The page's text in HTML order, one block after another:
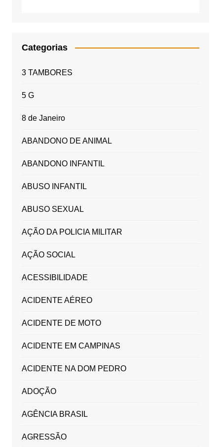
Categorias
3 TAMBORES
5 G
8 de Janeiro
ABANDONO DE ANIMAL
ABANDONO INFANTIL
ABUSO INFANTIL
ABUSO SEXUAL
AÇÃO DA POLICIA MILITAR
AÇÃO SOCIAL
ACESSIBILIDADE
ACIDENTE AÉREO
ACIDENTE DE MOTO
ACIDENTE EM CAMPINAS
ACIDENTE NA DOM PEDRO
ADOÇÃO
AGÊNCIA BRASIL
AGRESSÃO